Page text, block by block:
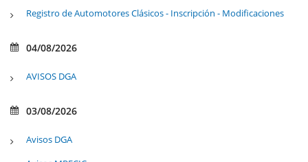
Registro de Automotores Clásicos - Inscripción - Modificaciones
04/08/2026
AVISOS DGA
03/08/2026
Avisos DGA